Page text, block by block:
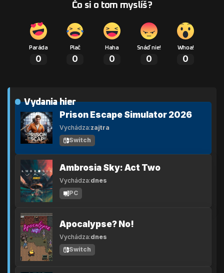
Čo si o tom myslíš?
Paráda
0
Plač
0
Haha
0
Snáď nie!
0
Whoa!
0
Vydania hier
Prison Escape Simulator 2026
Vychádza:zajtra
Switch
Ambrosia Sky: Act Two
Vychádza:dnes
PC
Apocalypse? No!
Vychádza:dnes
Switch